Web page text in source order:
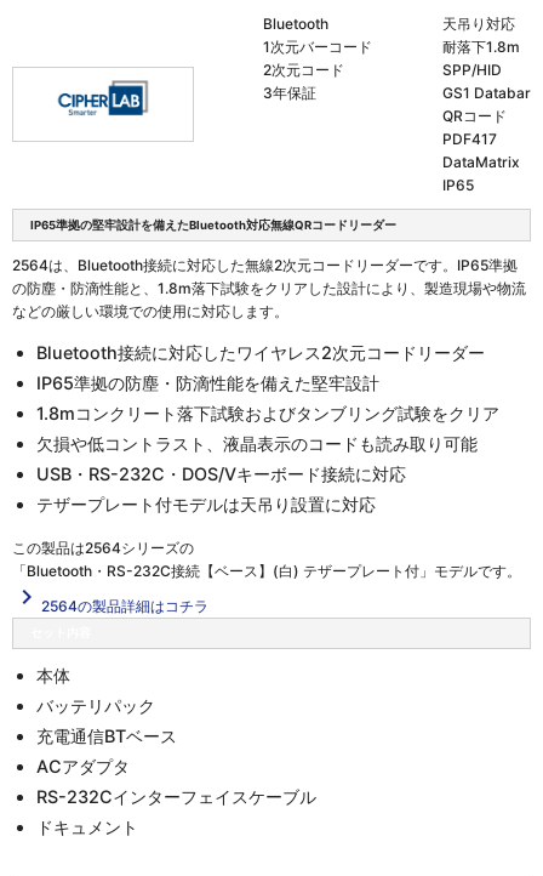
Bluetooth
1次元バーコード
2次元コード
3年保証
天吊り対応
耐落下1.8m
SPP/HID
GS1 Databar
QRコード
PDF417
DataMatrix
IP65
IP65準拠の堅牢設計を備えたBluetooth対応無線QRコードリーダー
2564は、Bluetooth接続に対応した無線2次元コードリーダーです。IP65準拠
の防塵・防滴性能と、1.8m落下試験をクリアした設計により、製造現場や物流
などの厳しい環境での使用に対応します。
Bluetooth接続に対応したワイヤレス2次元コードリーダー
IP65準拠の防塵・防滴性能を備えた堅牢設計
1.8mコンクリート落下試験およびタンブリング試験をクリア
欠損や低コントラスト、液晶表示のコードも読み取り可能
USB・RS-232C・DOS/Vキーボード接続に対応
テザープレート付モデルは天吊り設置に対応
この製品は2564シリーズの
「Bluetooth・RS-232C接続【ベース】(白) テザープレート付」 モデルです。
navigate_next 2564の製品詳細はコチラ
本体
バッテリパック
充電通信BTベース
ACアダプタ
RS-232Cインターフェイスケーブル
ドキュメント